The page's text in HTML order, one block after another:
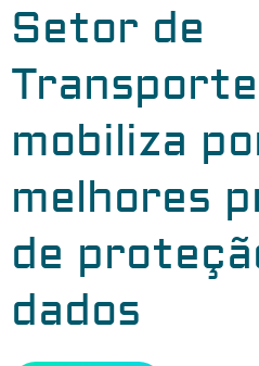
Setor de
mobiliza
melhores
de
dados